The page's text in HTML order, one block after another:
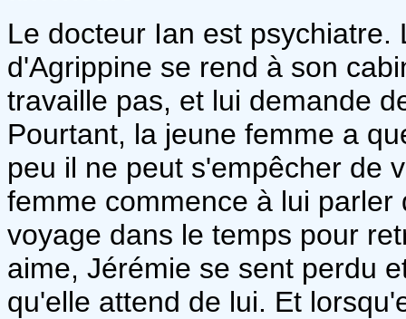
Le docteur Ian est
d'Agrippine se rend à son
travaille pas, et lui demande
Pourtant, la jeune femme a
peu il ne peut s'empêcher de
femme commence à lui
voyage dans le temps pour
aime, Jérémie se sent perdu
qu'elle attend de lui. Et